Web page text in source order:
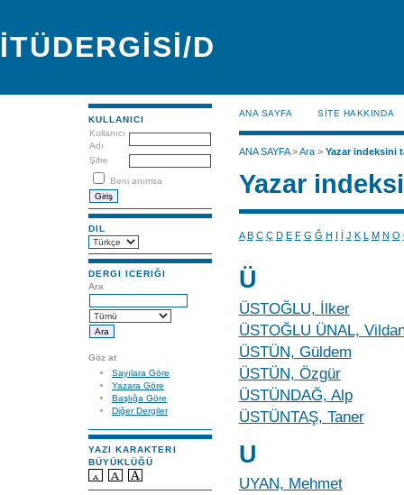
İTÜDERGİSİ/D
KULLANICI
Kullanıcı
Adı
Şifre
Beni anımsa
DIL
DERGI ICERIĞI
Ara
Göz at
Sayılara Göre
Yazara Göre
Başlığa Göre
Diğer Dergiler
YAZI KARAKTERI
BÜYÜKLÜĞÜ
ANA SAYFA SİTE HAKKINDA
ANA SAYFA>Ara> Yazar indeksini
Yazar
A B C Ç D E F G Ğ H I İ J K L M N O
Ü
ÜSTOĞLU, İlker
ÜSTOĞLU ÜNAL,
ÜSTÜN, Güldem
ÜSTÜN, Özgür
ÜSTÜNDAĞ, Alp
ÜSTÜNTAŞ, Taner
U
UYAN, Mehmet